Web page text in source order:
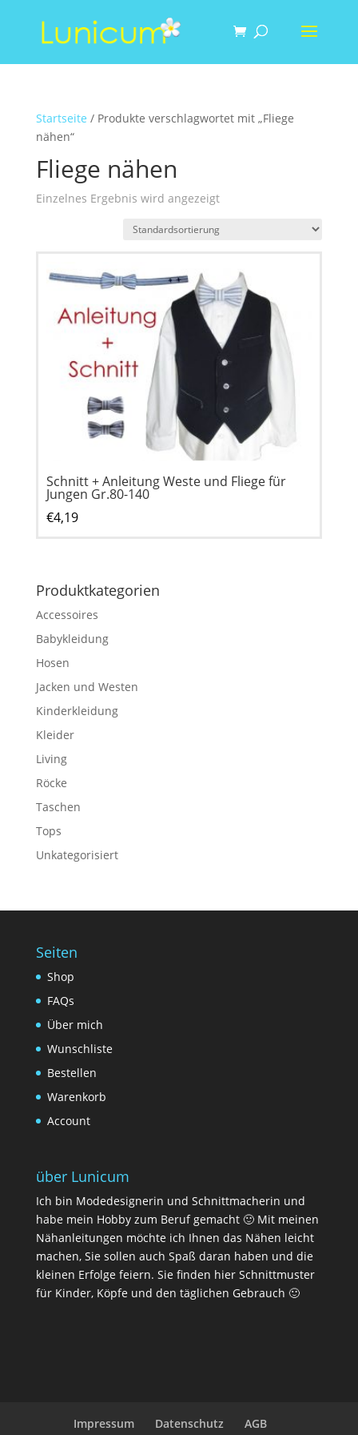
Startseite / Produkte verschlagwortet mit „Fliege
nähen“
Fliege nähen
Einzelnes Ergebnis wird angezeigt
Schnitt + Anleitung Weste und Fliege für
Jungen Gr.80-140
€4,19
Produktkategorien
Accessoires
Babykleidung
Hosen
Jacken und Westen
Kinderkleidung
Kleider
Living
Röcke
Taschen
Tops
Unkategorisiert
Seiten
Shop
FAQs
Über mich
Wunschliste
Bestellen
Warenkorb
Account
über Lunicum
Ich bin Modedesignerin und Schnittmacherin und
habe mein Hobby zum Beruf gemacht 🙂 Mit meinen
Nähanleitungen möchte ich Ihnen das Nähen leicht
machen, Sie sollen auch Spaß daran haben und die
kleinen Erfolge feiern. Sie finden hier Schnittmuster
für Kinder, Köpfe und den täglichen Gebrauch 🙂
Impressum Datenschutz
AGB